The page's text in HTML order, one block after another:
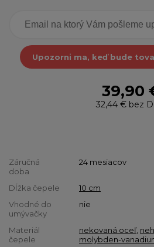
Upozorni ma, keď bude
39,90
32,44 €bez
Záručná
doba
24 mesiacov
Dĺžka čepele
10 cm
Vhodné do
umývačky
nie
Materiál
čepele
nekovaná oceľ
molybden-